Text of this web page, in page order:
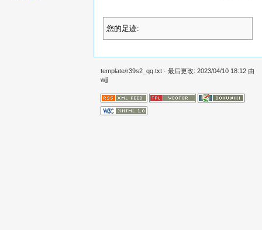
您的足迹:
template/r39s2_qq.txt · 最后更改: 2023/04/10 18:12 由
wjj